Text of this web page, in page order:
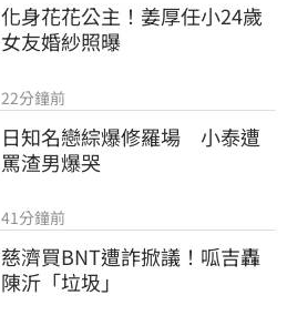
化身花花公主！姜厚任小24歲
女友婚紗照曝
22分鐘前
日知名戀綜爆修羅場　小泰遭
罵渣男爆哭
41分鐘前
慈濟買BNT遭詐掀議！呱吉轟
陳沂「垃圾」